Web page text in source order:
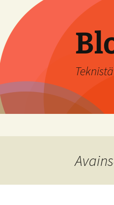
sisältöön